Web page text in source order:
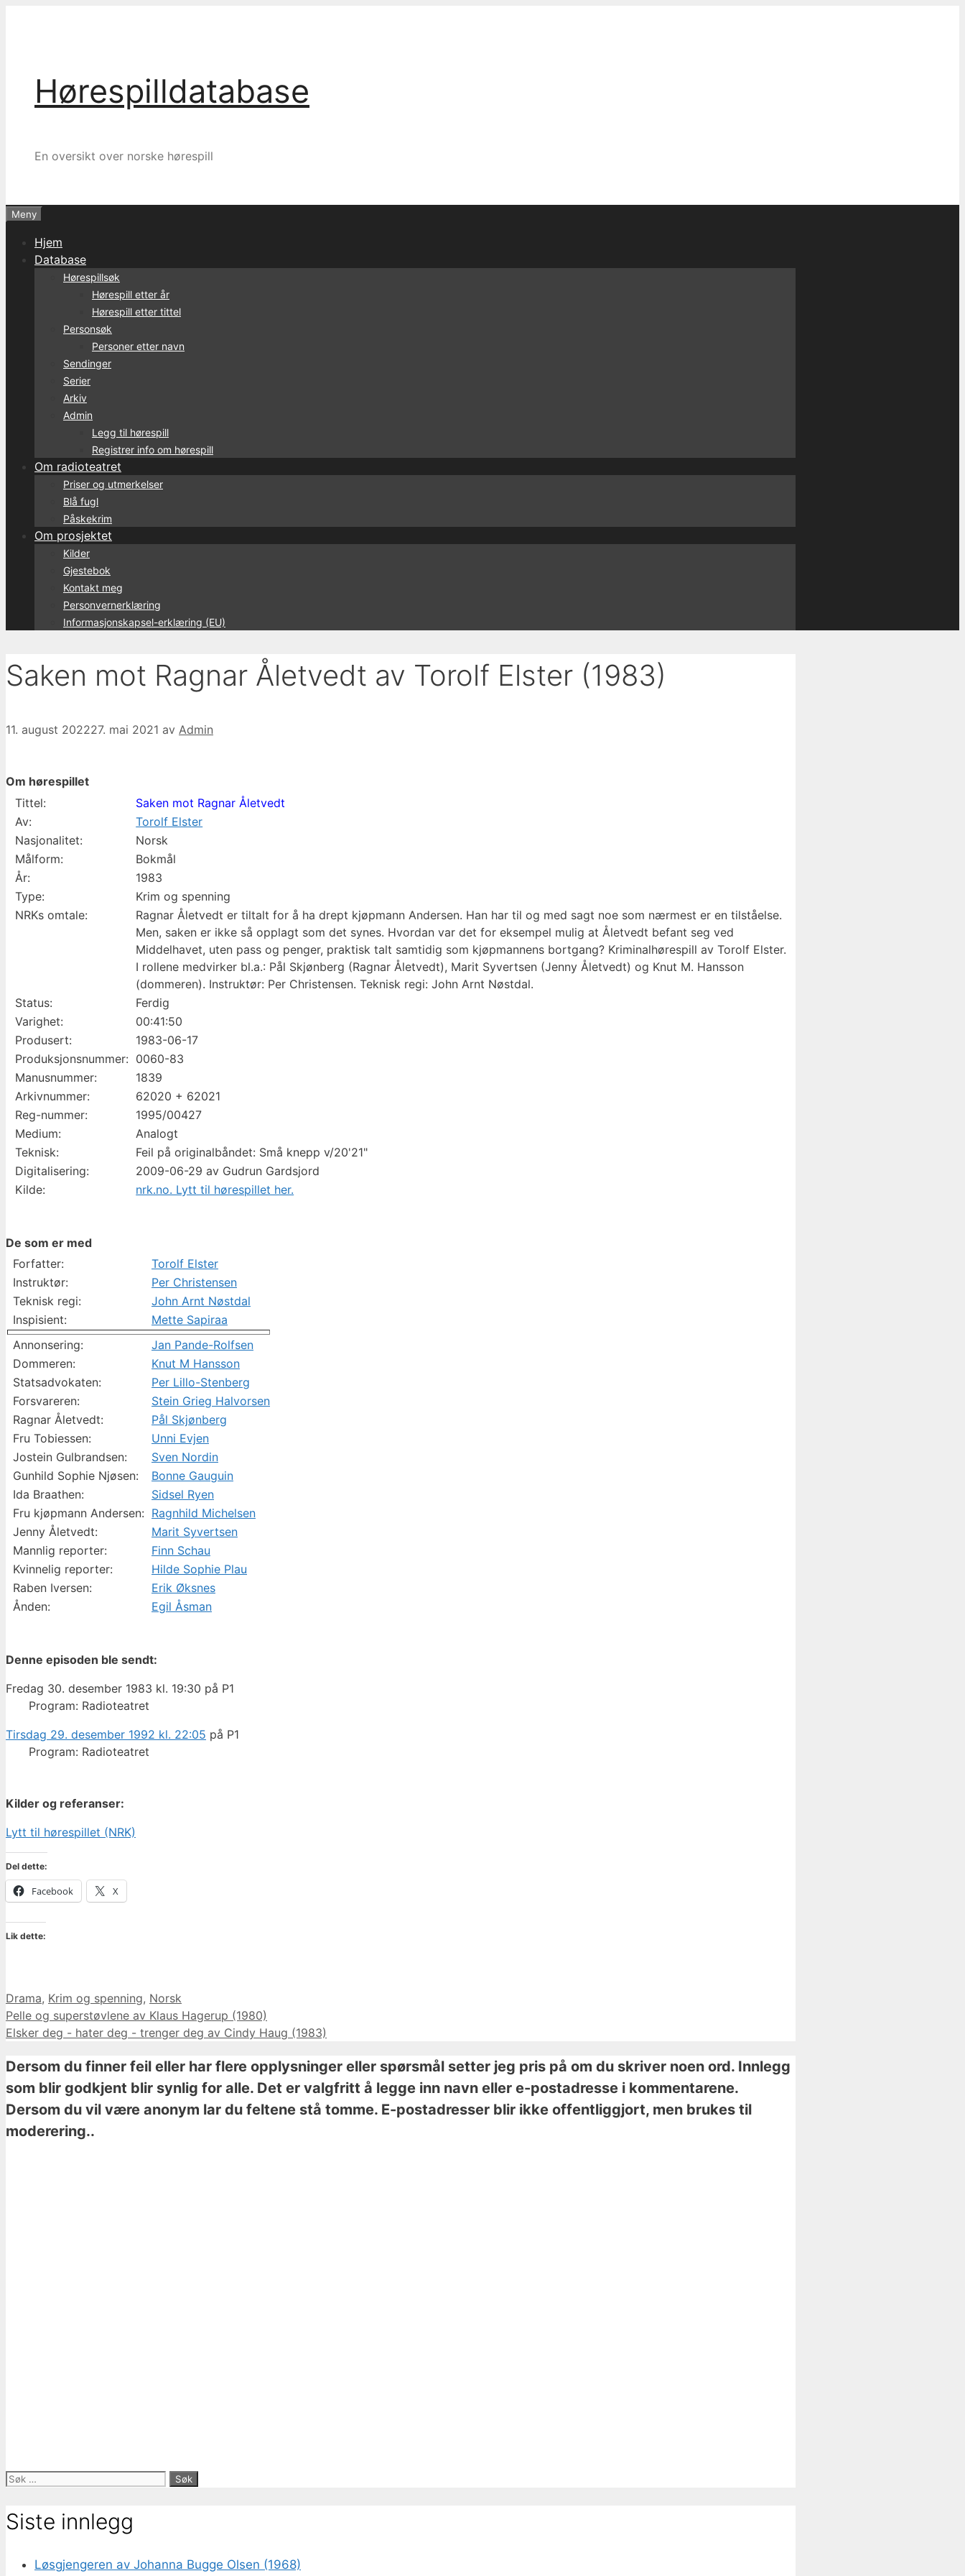
Hørespilldatabase
En oversikt over norske hørespill
Meny
Hjem
Database
Hørespillsøk
Hørespill etter år
Hørespill etter tittel
Personsøk
Personer etter navn
Sendinger
Serier
Arkiv
Admin
Legg til hørespill
Registrer info om hørespill
Om radioteatret
Priser og utmerkelser
Blå fugl
Påskekrim
Om prosjektet
Kilder
Gjestebok
Kontakt meg
Personvernerklæring
Informasjonskapsel-erklæring (EU)
Saken mot Ragnar Åletvedt av Torolf Elster (1983)
11. august 202227. mai 2021 av Admin
Om hørespillet
Tittel:
Saken mot Ragnar Åletvedt
Av:
Torolf Elster
Nasjonalitet:
Norsk
Målform:
Bokmål
År:
1983
Type:
Krim og spenning
NRKs omtale:
Ragnar Åletvedt er tiltalt for å ha drept kjøpmann Andersen. Han har til og med sagt noe som nærmest er en tilståelse.
Men, saken er ikke så opplagt som det synes. Hvordan var det for eksempel mulig at Åletvedt befant seg ved
Middelhavet, uten pass og penger, praktisk talt samtidig som kjøpmannens bortgang? Kriminalhørespill av Torolf Elster.
I rollene medvirker bl.a.: Pål Skjønberg (Ragnar Åletvedt), Marit Syvertsen (Jenny Åletvedt) og Knut M. Hansson
(dommeren). Instruktør: Per Christensen. Teknisk regi: John Arnt Nøstdal.
Status:
Ferdig
Varighet:
00:41:50
Produsert:
1983-06-17
Produksjonsnummer: 0060-83
Manusnummer:
1839
Arkivnummer:
62020 + 62021
Reg-nummer:
1995/00427
Medium:
Analogt
Teknisk:
Feil på originalbåndet: Små knepp v/20'21"
Digitalisering:
2009-06-29 av Gudrun Gardsjord
Kilde:
nrk.no. Lytt til hørespillet her.
De som er med
Forfatter:
Torolf Elster
Instruktør:
Per Christensen
Teknisk regi:
John Arnt Nøstdal
Inspisient:
Mette Sapiraa
Annonsering:
Jan Pande-Rolfsen
Dommeren:
Knut M Hansson
Statsadvokaten:
Per Lillo-Stenberg
Forsvareren:
Stein Grieg Halvorsen
Ragnar Åletvedt:
Pål Skjønberg
Fru Tobiessen:
Unni Evjen
Jostein Gulbrandsen:
Sven Nordin
Gunhild Sophie Njøsen:
Bonne Gauguin
Ida Braathen:
Sidsel Ryen
Fru kjøpmann Andersen: Ragnhild Michelsen
Jenny Åletvedt:
Marit Syvertsen
Mannlig reporter:
Finn Schau
Kvinnelig reporter:
Hilde Sophie Plau
Raben Iversen:
Erik Øksnes
Ånden:
Egil Åsman
Denne episoden ble sendt:
Fredag 30. desember 1983 kl. 19:30 på P1
Program: Radioteatret
Tirsdag 29. desember 1992 kl. 22:05 på P1
Program: Radioteatret
Kilder og referanser:
Lytt til hørespillet (NRK)
Del dette:
Facebook X
Lik dette:
Kategorier
Drama, Krim og spenning, Norsk
Pelle og superstøvlene av Klaus Hagerup (1980)
Elsker deg - hater deg - trenger deg av Cindy Haug (1983)
Dersom du finner feil eller har flere opplysninger eller spørsmål setter jeg pris på om du skriver noen ord. Innlegg
som blir godkjent blir synlig for alle. Det er valgfritt å legge inn navn eller e-postadresse i kommentarene.
Dersom du vil være anonym lar du feltene stå tomme. E-postadresser blir ikke offentliggjort, men brukes til
moderering..
Søk
Siste innlegg
Løsgjengeren av Johanna Bugge Olsen (1968)